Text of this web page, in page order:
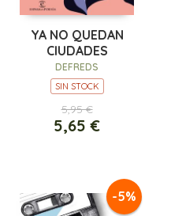
YA NO QUEDAN
CIUDADES
DEFREDS
SIN STOCK
5,95 €
5,65 €
-5%